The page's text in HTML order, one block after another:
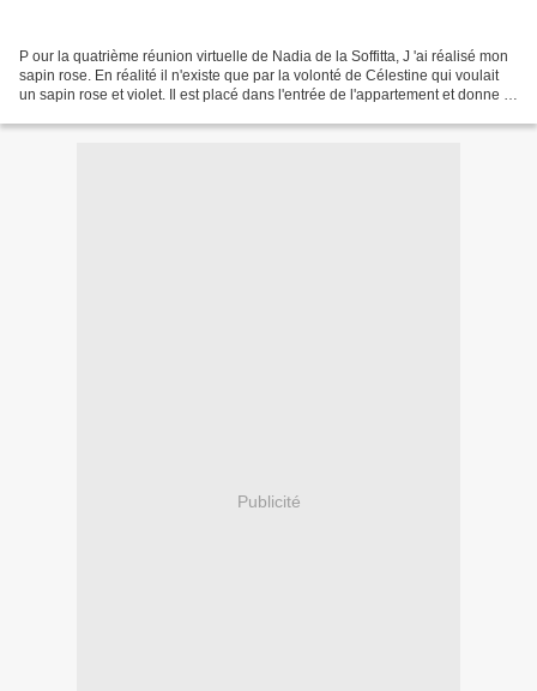
P our la quatrième réunion virtuelle de Nadia de la Soffitta, J 'ai réalisé mon
sapin rose. En réalité il n'existe que par la volonté de Célestine qui voulait
un sapin rose et violet. Il est placé dans l'entrée de l'appartement et donne le
Publicité